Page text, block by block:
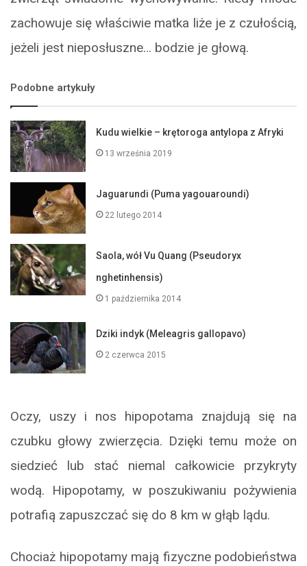
zachowuje się właściwie matka liże je z czułością,
jeżeli jest nieposłuszne… bodzie je głową.
Podobne artykuły
Kudu wielkie – krętoroga antylopa z Afryki
13 września 2019
Jaguarundi (Puma yagouaroundi)
22 lutego 2014
Saola, wół Vu Quang (Pseudoryx
nghetinhensis)
1 października 2014
Dziki indyk (Meleagris gallopavo)
2 czerwca 2015
Oczy, uszy i nos hipopotama znajdują się na
czubku głowy zwierzęcia. Dzięki temu może on
siedzieć lub stać niemal całkowicie przykryty
wodą. Hipopotamy, w poszukiwaniu pożywienia
potrafią zapuszczać się do 8 km w głąb lądu.
Chociaż hipopotamy mają fizyczne podobieństwa